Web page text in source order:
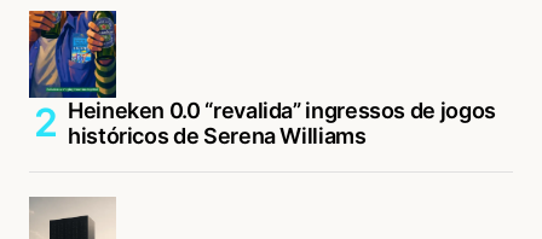
Heineken 0.0 “revalida” ingressos de jogos
históricos de Serena Williams